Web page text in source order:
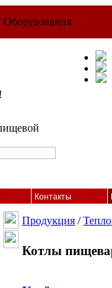
Контакты
Продукция /
Котлы